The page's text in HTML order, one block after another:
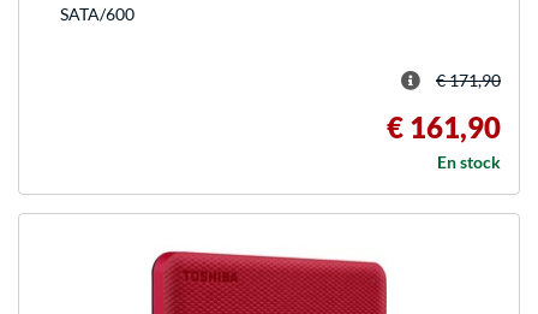
SATA/600
€ 171,90
€ 161,90
En stock